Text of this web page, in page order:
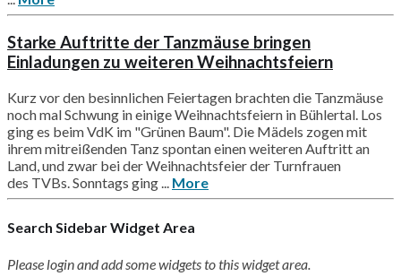
Starke Auftritte der Tanzmäuse bringen
Einladungen zu weiteren Weihnachtsfeiern
Kurz vor den besinnlichen Feiertagen brachten die Tanzmäuse
noch mal Schwung in einige Weihnachtsfeiern in Bühlertal. Los
ging es beim VdK im "Grünen Baum". Die Mädels zogen mit
ihrem mitreißenden Tanz spontan einen weiteren Auftritt an
Land, und zwar bei der Weihnachtsfeier der Turnfrauen
des TVBs. Sonntags ging ... More
Search Sidebar Widget Area
Please login and add some widgets to this widget area.